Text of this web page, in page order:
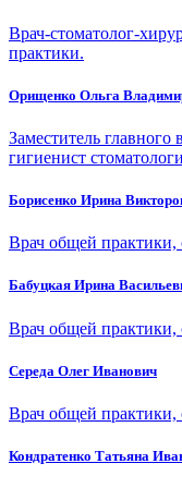
Врач-стоматолог-
практики.
Орищенко Ольга
Заместитель
гигиенист
Борисенко Ирина
Врач общей практики,
Бабуцкая Ирина
Врач общей практики,
Середа Олег Иванович
Врач общей практики,
Кондратенко Татьяна